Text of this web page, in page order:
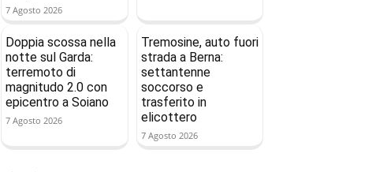
7 Agosto 2026
Doppia scossa nella
notte sul Garda:
terremoto di
magnitudo 2.0 con
epicentro a Soiano
7 Agosto 2026
Tremosine, auto fuori
strada a Berna:
settantenne
soccorso e
trasferito in
elicottero
7 Agosto 2026